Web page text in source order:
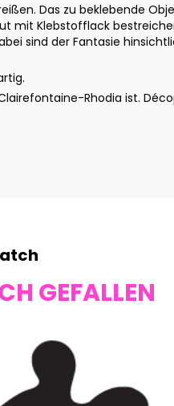
Das zu beklebende
mit Klebstofflack
sind der Fantasie
Clairefontaine-Rhodia ist.
GEFALLEN